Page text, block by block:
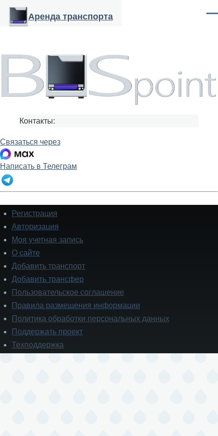
Перейти к основному содержанию
Аренда транспорта
Контакты:
Связаться через
Написать в Телеграм
Подвал
Регистрация
Авторизация
Моя учетная запись
О сайте
Добавить транспорт
Добавить трансфер
Пользовательское соглашение
Правила размещения информации
Политика обработки персональных данных
Поддержать проект
Техподдержка